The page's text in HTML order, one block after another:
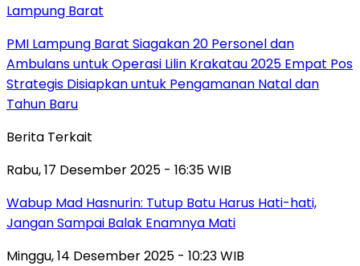
Lampung Barat
PMI Lampung Barat Siagakan 20 Personel dan
Ambulans untuk Operasi Lilin Krakatau 2025 Empat Pos
Strategis Disiapkan untuk Pengamanan Natal dan
Tahun Baru
Berita Terkait
Rabu, 17 Desember 2025 - 16:35 WIB
Wabup Mad Hasnurin: Tutup Batu Harus Hati-hati,
Jangan Sampai Balak Enamnya Mati
Minggu, 14 Desember 2025 - 10:23 WIB